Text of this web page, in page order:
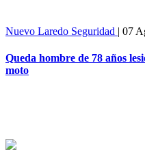
Nuevo Laredo Seguridad | 07
Queda hombre de 78 años
moto